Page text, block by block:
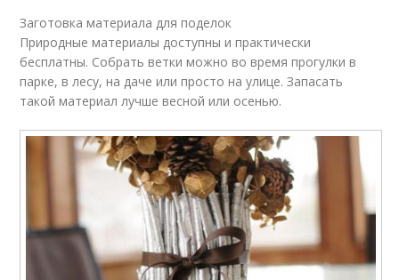
Заготовка материала для поделок
Природные материалы доступны и практически
бесплатны. Собрать ветки можно во время прогулки в
парке, в лесу, на даче или просто на улице. Запасать
такой материал лучше весной или осенью.